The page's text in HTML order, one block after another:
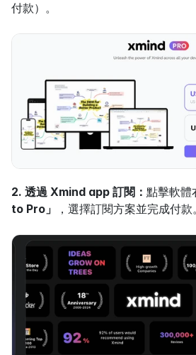
付款）。
2. 透過 Xmind app 訂閱： 點擊軟體
to Pro」
，選擇訂閱方案並完成付款。